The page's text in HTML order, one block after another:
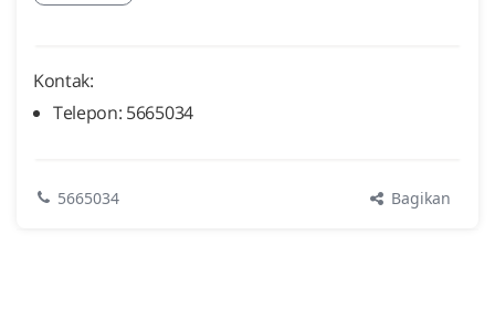
Kontak:
Telepon: 5665034
5665034 Bagikan